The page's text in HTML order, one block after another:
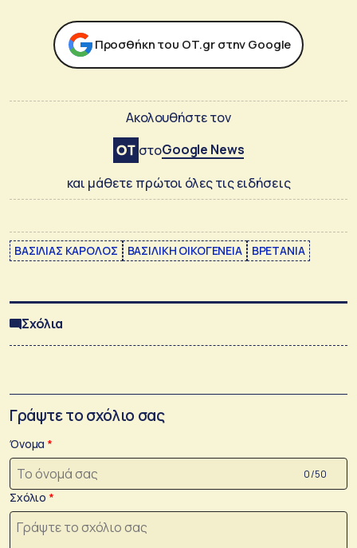
Προσθήκη του ΟΤ.gr στην Google
Ακολουθήστε τον
στοGoogle News
και μάθετε πρώτοι όλες τις ειδήσεις
ΒΑΣΙΛΙΑΣ ΚΑΡΟΛΟΣ ΒΑΣΙΛΙΚΗ ΟΙΚΟΓΕΝΕΙΑ ΒΡΕΤΑΝΙΑ
Σχόλια
Γράψτε το σχόλιο σας
Όνομα
0 /50
Σχόλιο